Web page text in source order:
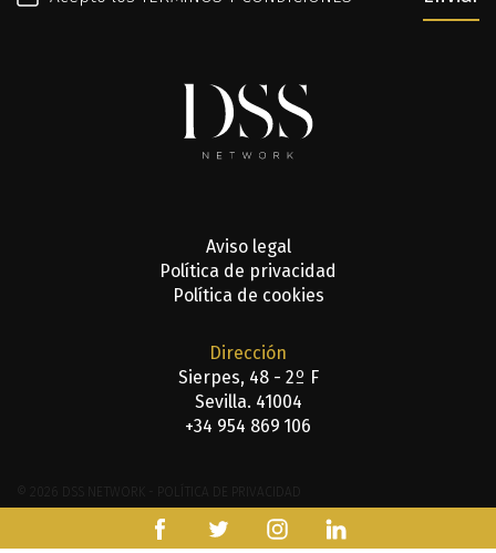
Aviso legal
Política de privacidad
Política de cookies
Dirección
Sierpes, 48 - 2º F
Sevilla. 41004
+34 954 869 106